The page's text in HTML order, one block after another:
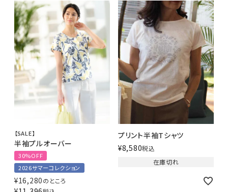
【SALE】
半袖プルオーバー
30%OFF
2026サマーコレクション
¥16,280のところ
プリント半袖Tシャツ
¥8,580税込
在庫切れ